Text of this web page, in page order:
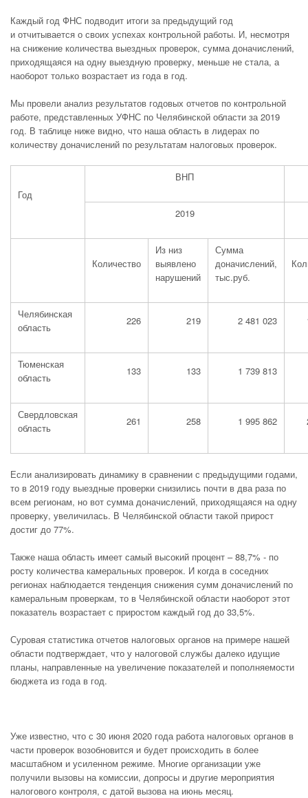
Каждый год ФНС подводит итоги за предыдущий год
и отчитывается о своих успехах контрольной работы. И, несмотря
на снижение количества выездных проверок, сумма доначислений,
приходящаяся на одну выездную проверку, меньше не стала, а
наоборот только возрастает из года в год.
Мы провели анализ результатов годовых отчетов по контрольной
работе, представленных УФНС по Челябинской области за 2019
год. В таблице ниже видно, что наша область в лидерах по
количеству доначислений по результатам налоговых проверок.
Год
ВНП
2019
Количество
Из низ
выявлено
нарушений
Сумма
доначислений,
тыс.руб.
Челябинская
область
226 219 2 481 023
Тюменская
область
133 133 1 739 813
Свердловская
область
261 258 1 995 862
Если анализировать динамику в сравнении с предыдущими годами,
то в 2019 году выездные проверки снизились почти в два раза по
всем регионам, но вот сумма доначислений, приходящаяся на одну
проверку, увеличилась. В Челябинской области такой прирост
достиг до 77%.
Также наша область имеет самый высокий процент – 88,7% - по
росту количества камеральных проверок. И когда в соседних
регионах наблюдается тенденция снижения сумм доначислений по
камеральным проверкам, то в Челябинской области наоборот этот
показатель возрастает с приростом каждый год до 33,5%.
Суровая статистика отчетов налоговых органов на примере нашей
области подтверждает, что у налоговой службы далеко идущие
планы, направленные на увеличение показателей и пополняемости
бюджета из года в год.
Уже известно, что с 30 июня 2020 года работа налоговых органов в
части проверок возобновится и будет происходить в более
масштабном и усиленном режиме. Многие организации уже
получили вызовы на комиссии, допросы и другие мероприятия
налогового контроля, с датой вызова на июнь месяц.